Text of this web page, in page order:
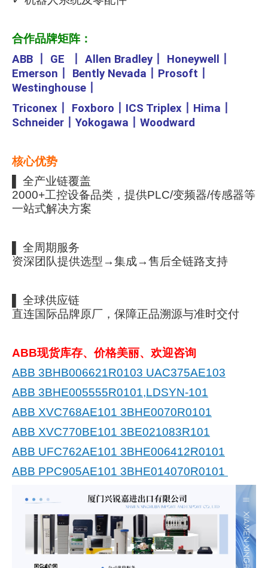
合作品牌矩阵：
ABB GE Allen Bradley Honeywell
Emerson
Bently Nevada Prosoft
Westinghouse
Triconex
Foxboro ICS Triplex Hima
Schneider 丨Yokogawa Woodward
核心优势
▌ 全产业链覆盖
2000+工控设备品类，提供PLC/变频器/传感器等
一站式解决方案
▌ 全周期服务
资深团队提供选型→集成→售后全链路支持
▌ 全球供应链
直连国际品牌原厂，保障正品溯源与准时交付
ABB现货库存、价格美丽、欢迎咨询
ABB 3BHB006621R0103 UAC375AE103
ABB 3BHE005555R0101,LDSYN-101
ABB XVC768AE101 3BHE0070R0101
ABB XVC770BE101 3BE021083R101
ABB UFC762AE101 3BHE006412R0101
ABB PPC905AE101 3BHE014070R0101